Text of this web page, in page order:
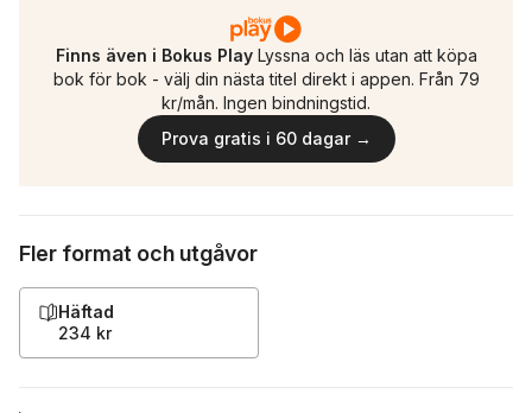
Finns även i Bokus Play Lyssna och läs utan att köpa
bok för bok - välj din nästa titel direkt i appen. Från 79
kr/mån. Ingen bindningstid.
Prova gratis i 60 dagar →
Fler format och utgåvor
Häftad
234 kr